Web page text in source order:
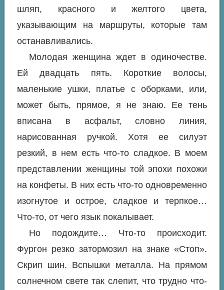
шляп, красного и желтого цвета,
указывающим на маршруты, которые там
останавливались.
Молодая женщина ждет в одиночестве.
Ей двадцать пять. Короткие волосы,
маленькие ушки, платье с оборками, или,
может быть, прямое, я не знаю. Ее тень
вписана в асфальт, словно линия,
нарисованная ручкой. Хотя ее силуэт
резкий, в нем есть что-то сладкое. В моем
представлении женщины той эпохи похожи
на конфеты. В них есть что-то одновременно
изогнутое и острое, сладкое и терпкое…
Что-то, от чего язык покалывает.
Но подождите… Что-то происходит.
Фургон резко затормозил на знаке «Стоп».
Скрип шин. Вспышки металла. На прямом
солнечном свете так слепит, что трудно что-